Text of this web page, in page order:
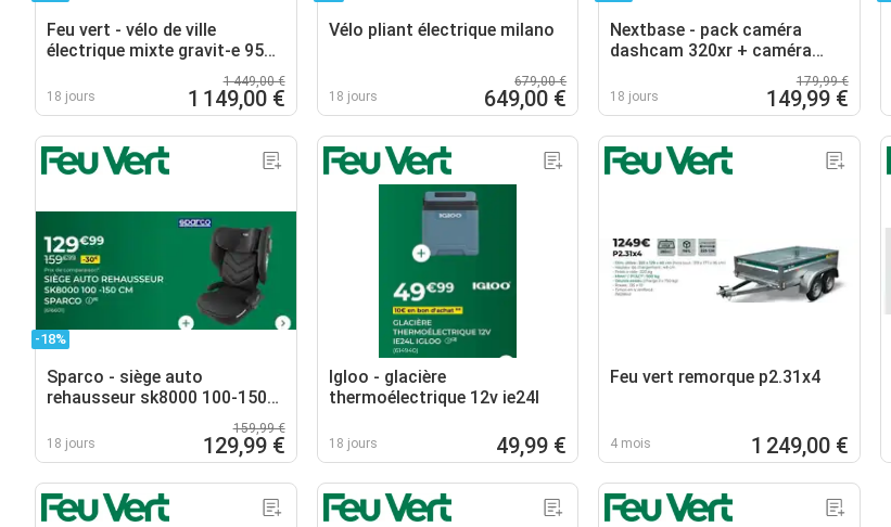
Feu vert - vélo de ville
électrique mixte gravit-e 95
18 jours
1 449,00 €
1 149,00 €
Vélo pliant électrique milano
18 jours
679,00 €
649,00 €
Nextbase - pack caméra
dashcam 320xr + caméra
18 jours
179,99 €
149,99 €
-18%
Sparco - siège auto
rehausseur sk8000 100-150
18 jours
159,99 €
129,99 €
Igloo - glacière
thermoélectrique 12v ie24l
18 jours 49,99 €
Feu vert remorque p2.31x4
4 mois 1 249,00 €